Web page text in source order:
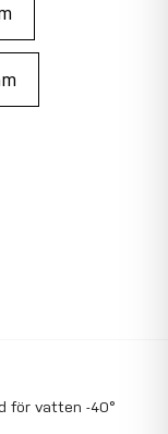
för vatten -40°